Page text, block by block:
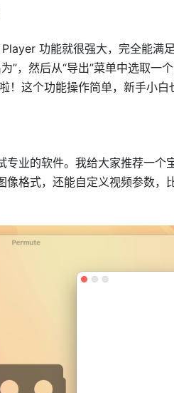
功能就很强大，完全能满
”，然后从“导出”菜单中选取一
！这个功能操作简单，新手小白
专业的软件。我给大家推荐一
像格式，还能自定义视频参数，